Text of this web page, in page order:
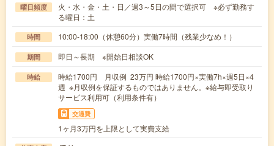
曜日頻度
火・水・金・土・日／週3～5日の間で選択可 ※必ず勤務す
る曜日：土
時間 10:00-18:00（休憩60分）実働7時間（残業少なめ！）
期間 即日～長期 ※開始日相談OK
時給
時給1700円 月収例 23万円 時給1700円×実働7h×週5日×4
週 ※月収例を保証するものではありません。※給与即受取り
サービス利用可（利用条件有）
交通費
1ヶ月3万円を上限として実費支給